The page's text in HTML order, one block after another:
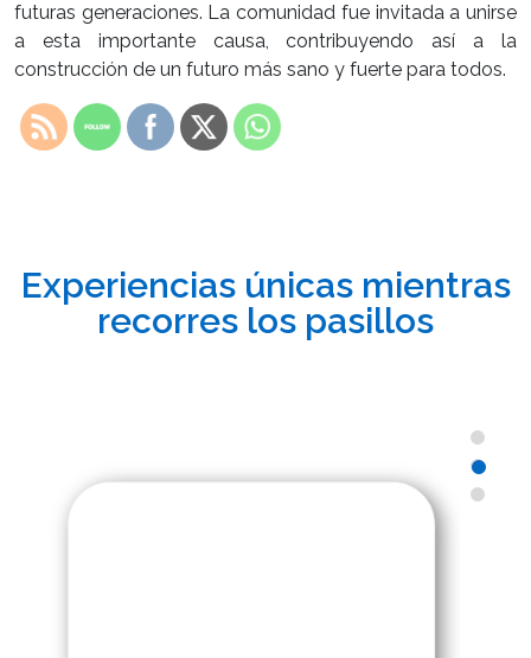
futuras generaciones. La comunidad fue invitada a unirse
a esta importante causa, contribuyendo así a la
construcción de un futuro más sano y fuerte para todos.
Experiencias únicas mientras
recorres los pasillos